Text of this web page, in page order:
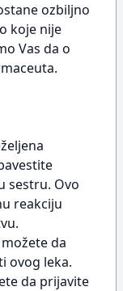
ozbiljno
koje nije
Vas da o
sestru. Ovo
reakciju
da
ovog leka.
da prijavite